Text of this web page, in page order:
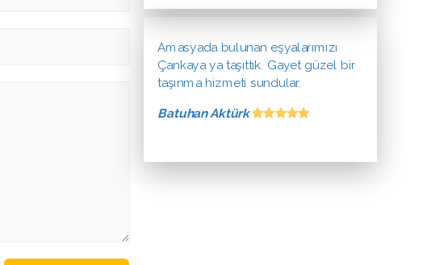
Amasyada bulunan eşyalarımızı
Çankaya ya taşıttık. Gayet güzel bir
taşınma hizmeti sundular.
Batuhan Aktürk